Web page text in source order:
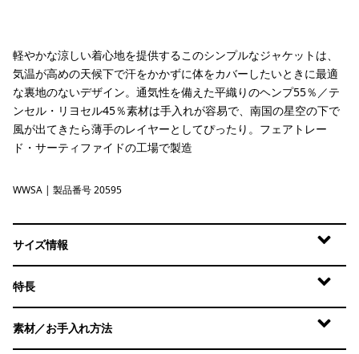
軽やかな涼しい着心地を提供するこのシンプルなジャケットは、
気温が高めの天候下で汗をかかずに体をカバーしたいときに最適
な裏地のないデザイン。通気性を備えた平織りのヘンプ55％／テ
ンセル・リヨセル45％素材は手入れが容易で、南国の星空の下で
風が出てきたら薄手のレイヤーとしてぴったり。フェアトレー
ド・サーティファイドの工場で製造
Whole Weave: Blue Sage
WWSA | 製品番号 20595
サイズ情報
特長
素材／お手入れ方法